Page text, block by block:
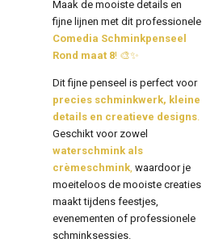
Maak de mooiste details en
fijne lijnen met dit professionele
Comedia Schminkpenseel
Rond maat 8! 🎨✨
Dit fijne penseel is perfect voor
precies schminkwerk, kleine
details en creatieve designs
Geschikt voor zowel
waterschmink als
crèmeschmink waardoor je
moeiteloos de mooiste creaties
maakt tijdens feestjes,
evenementen of professionele
schminksessies.